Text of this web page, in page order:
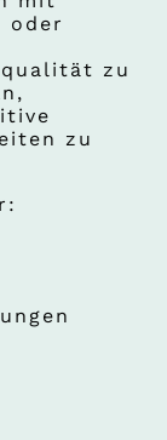
oder
zu
zu